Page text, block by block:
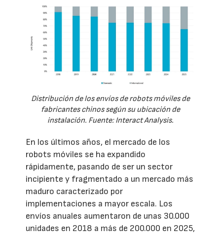
Distribución de los envíos de robots móviles de
fabricantes chinos según su ubicación de
instalación. Fuente: Interact Analysis.
En los últimos años, el mercado de los
robots móviles se ha expandido
rápidamente, pasando de ser un sector
incipiente y fragmentado a un mercado más
maduro caracterizado por
implementaciones a mayor escala. Los
envíos anuales aumentaron de unas 30.000
unidades en 2018 a más de 200.000 en 2025,